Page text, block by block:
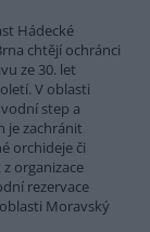
Hádecké
chtějí ochránci
ze 30. let
V oblasti
step a
je zachránit
orchideje či
organizace
rezervace
Moravský